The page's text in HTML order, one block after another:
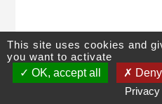
©Lycée Pierre Caraminot,28
05 55 93 13 19| Contact|
This site uses cookies and
you want to activate
OK, accept all